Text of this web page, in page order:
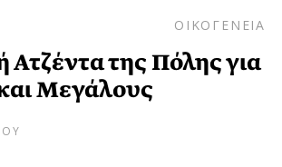
ΟΙΚΟΓΕΝΕΙΑ
Ατζέντα της Πόλης για
Μεγάλους